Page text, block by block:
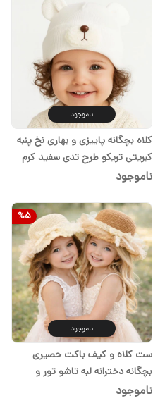
ناموجود
کلاه بچگانه پاییزی و بهاری نخ پنبه
کبریتی تریکو طرح تدی سفید کرم
قهوه ای ۱ تا ۳سال
ناموجود
%5
ناموجود
ست کلاه و کیف باکت حصیری
بچگانه دخترانه لبه تاشو تور و
مروارید
ناموجود